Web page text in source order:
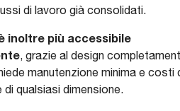
di lavoro già consolidati.
inoltre più accessibile
, grazie al design
manutenzione minima e
di qualsiasi dimensione.